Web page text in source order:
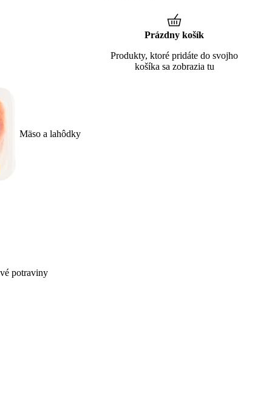
Mäso a lahôdky
potraviny
Prázdny košík
Produkty, ktoré pridáte do svojho
košíka sa zobrazia tu